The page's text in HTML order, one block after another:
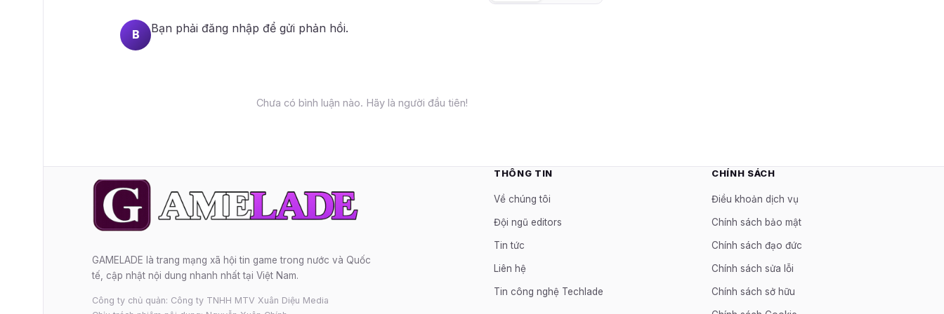
B Bạn phải đăng nhập để gửi phản hồi.
Chưa có bình luận nào. Hãy là người đầu tiên!
GAMELADE là trang mạng xã hội tin game trong nước và Quốc
tế, cập nhật nội dung nhanh nhất tại Việt Nam.
Công ty chủ quản: Công ty TNHH MTV Xuân Diệu Media
THÔNG TIN
Về chúng tôi
Đội ngũ editors
Tin tức
Liên hệ
Tin công nghệ Techlade
CHÍNH SÁCH
Điều khoản dịch vụ
Chính sách bảo mật
Chính sách đạo đức
Chính sách sửa lỗi
Chính sách sở hữu